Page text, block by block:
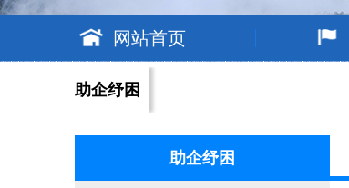
网站首页
助企纾困
助企纾困